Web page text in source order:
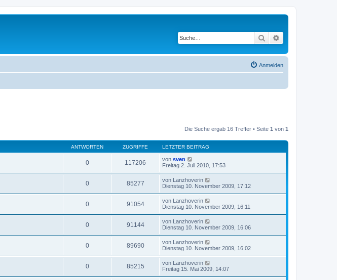
Suche
Anmelden
Die Suche ergab 16 Treffer • Seite 1 von 1
ANTWORTEN ZUGRIFFE LETZTER BEITRAG
0 117206 von sven
Freitag 2. Juli 2010, 17:53
0 85277 von Lanzhoverin
Dienstag 10. November 2009, 17:12
0 91054 von Lanzhoverin
Dienstag 10. November 2009, 16:11
0 91144 von Lanzhoverin
Dienstag 10. November 2009, 16:06
0 89690 von Lanzhoverin
Dienstag 10. November 2009, 16:02
0 85215 von Lanzhoverin
Freitag 15. Mai 2009, 14:07